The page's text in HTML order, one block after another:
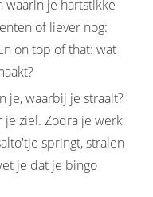
waarin je hartstikke
of liever nog:
on top of that: wat
je, waarbij je straalt?
je ziel. Zodra je werk
springt, stralen
je dat je bingo